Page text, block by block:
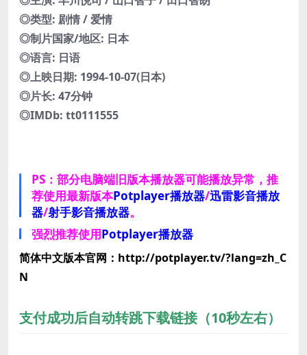
◎类型: 剧情 / 爱情
◎制片国家/地区: 日本
◎语言: 日语
◎上映日期: 1994-10-07(日本)
◎片长: 47分钟
◎IMDb: tt0111555
PS：部分电脑端旧版本播放器可能播放异常，推
荐使用最新版本Potplayer播放器/迅雷影音播放
器/射手影音播放器。
强烈推荐使用Potplayer播放器
简体中文版本官网：http://potplayer.tv/?lang=zh_C
N
支付成功后自动转跳下载链接（10秒左右）